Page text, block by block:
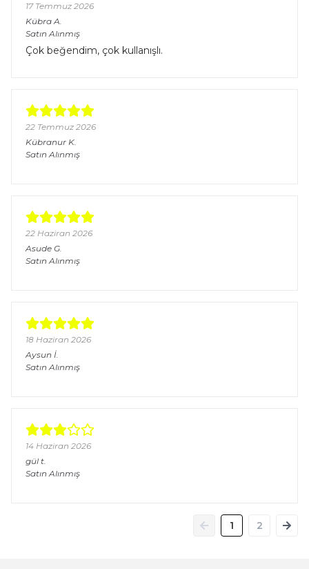
17 Temmuz 2026
Kübra A.
Satın Alınmış
Çok beğendim, çok kullanışlı.
22 Temmuz 2026
Kübranur K.
Satın Alınmış
22 Haziran 2026
Asude G.
Satın Alınmış
18 Haziran 2026
Aysun İ.
Satın Alınmış
14 Haziran 2026
gül t.
Satın Alınmış
1 2